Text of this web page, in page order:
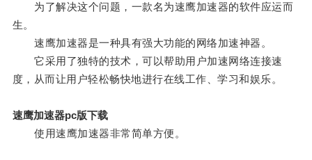
为了解决这个问题，一款名为速鹰加速器的软件应运而
生。
速鹰加速器是一种具有强大功能的网络加速神器。
它采用了独特的技术，可以帮助用户加速网络连接速
度，从而让用户轻松畅快地进行在线工作、学习和娱乐。
速鹰加速器pc版下载
使用速鹰加速器非常简单方便。